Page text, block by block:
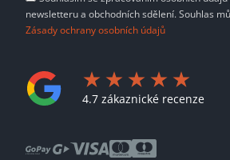
newsletteru a obchodních sdělení. Souhlas
Zásady ochrany osobních údajů
4.7 zákaznické recenze